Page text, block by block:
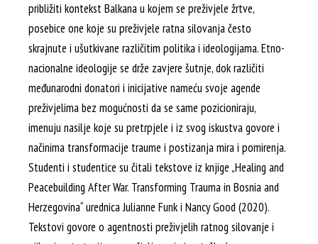
približiti kontekst Balkana u kojem se preživjele žrtve,
posebice one koje su preživjele ratna silovanja često
skrajnute i ušutkivane različitim politika i ideologijama. Etno-
nacionalne ideologije se drže zavjere šutnje, dok različiti
međunarodni donatori i inicijative nameću svoje agende
preživjelima bez mogućnosti da se same pozicioniraju,
imenuju nasilje koje su pretrpjele i iz svog iskustva govore i
načinima transformacije traume i postizanja mira i pomirenja.
Studenti i studentice su čitali tekstove iz knjige „Healing and
Peacebuilding After War. Transforming Trauma in Bosnia and
Herzegovina“ urednica Julianne Funk i Nancy Good (2020).
Tekstovi govore o agentnosti preživjelih ratnog silovanje i